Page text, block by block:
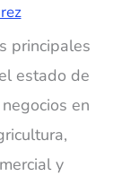
principales
estado de
en
y